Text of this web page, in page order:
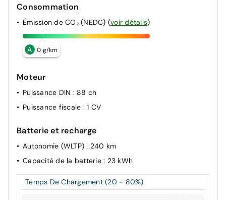
Consommation
Émission de CO₂ (NEDC) (voir détails)
A 0 g/km
Moteur
Puissance DIN : 88 ch
Puissance fiscale : 1 CV
Batterie et recharge
Autonomie (WLTP): 240 km
Capacité de la batterie : 23 kWh
Temps De Chargement (20 - 80%)